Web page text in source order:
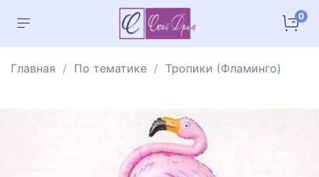
0
Главная По тематике Тропики (Фламинго)